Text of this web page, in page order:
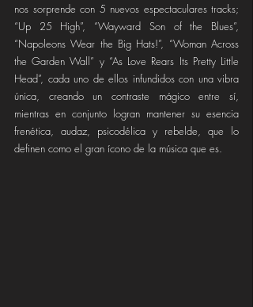
nos sorprende con 5 nuevos espectaculares tracks;
“Up 25 High”, “Wayward Son of the Blues”,
“Napoleons Wear the Big Hats!”, “Woman Across
the Garden Wall” y “As Love Rears Its Pretty Little
Head”, cada uno de ellos infundidos con una vibra
única, creando un contraste mágico entre sí,
mientras en conjunto logran mantener su esencia
frenética, audaz, psicodélica y rebelde, que lo
definen como el gran ícono de la música que es.